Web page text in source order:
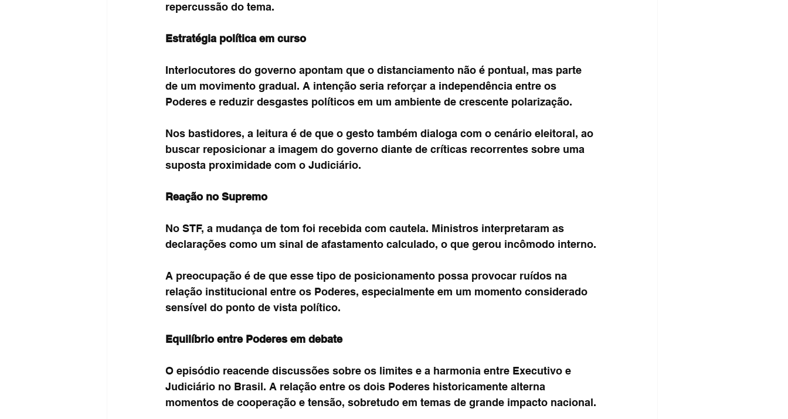
repercussão do tema.
Estratégia política em curso
Interlocutores do governo apontam que o distanciamento não é pontual, mas parte
de um movimento gradual. A intenção seria reforçar a independência entre os
Poderes e reduzir desgastes políticos em um ambiente de crescente polarização.
Nos bastidores, a leitura é de que o gesto também dialoga com o cenário eleitoral, ao
buscar reposicionar a imagem do governo diante de críticas recorrentes sobre uma
suposta proximidade com o Judiciário.
Reação no Supremo
No STF, a mudança de tom foi recebida com cautela. Ministros interpretaram as
declarações como um sinal de afastamento calculado, o que gerou incômodo interno.
A preocupação é de que esse tipo de posicionamento possa provocar ruídos na
relação institucional entre os Poderes, especialmente em um momento considerado
sensível do ponto de vista político.
Equilíbrio entre Poderes em debate
O episódio reacende discussões sobre os limites e a harmonia entre Executivo e
Judiciário no Brasil. A relação entre os dois Poderes historicamente alterna
momentos de cooperação e tensão, sobretudo em temas de grande impacto nacional.